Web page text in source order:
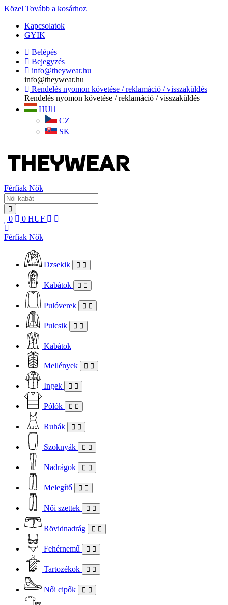
Közel Tovább a kosárhoz
Kapcsolatok
GYIK
Belépés
Bejegyzés
info@theywear.hu
info@theywear.hu
Rendelés nyomon követése / reklamáció / visszaküldés
Rendelés nyomon követése / reklamáció / visszaküldés
HU
CZ
SK
Férfiak Nők
0 0 HUF
Férfiak Nők
Dzsekik
Kabátok
Pulóverek
Pulcsik
Kabátok
Mellények
Ingek
Pólók
Ruhák
Szoknyák
Nadrágok
Melegítő
Női szettek
Rövidnadrág
Fehérnemű
Tartozékok
Női cipők